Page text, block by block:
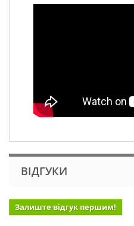
ВІДГУКИ
Залиште відгук першим!